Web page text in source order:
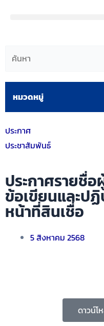
หมวดหมู่
ประกาศ
ประชาสัมพันธ์
ประกาศรายชื่
ข้อเขียนและป
หน้าที่สินเชื่อ
5 สิงหาคม 2568
ดาวน์โ